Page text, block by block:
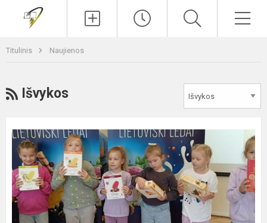
Titulinis Naujienos
RSS
Išvykos
Saldi
edukacija